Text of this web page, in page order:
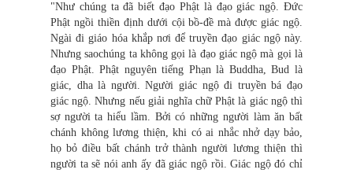
"Như chúng ta đã biết đạo Phật là đạo giác ngộ. Đức
Phật ngồi thiền định dưới cội bồ-đề mà được giác ngộ.
Ngài đi giáo hóa khắp nơi để truyền đạo giác ngộ này.
Nhưng saochúng ta không gọi là đạo giác ngộ mà gọi là
đạo Phật. Phật nguyên tiếng Phạn là Buddha, Bud là
giác, dha là người. Người giác ngộ đi truyền bá đạo
giác ngộ. Nhưng nếu giải nghĩa chữ Phật là giác ngộ thì
sợ người ta hiểu lầm. Bởi có những người làm ăn bất
chánh không lương thiện, khi có ai nhắc nhở dạy bảo,
họ bỏ điều bất chánh trở thành người lương thiện thì
người ta sẽ nói anh ấy đã giác ngộ rồi. Giác ngộ đó chỉ